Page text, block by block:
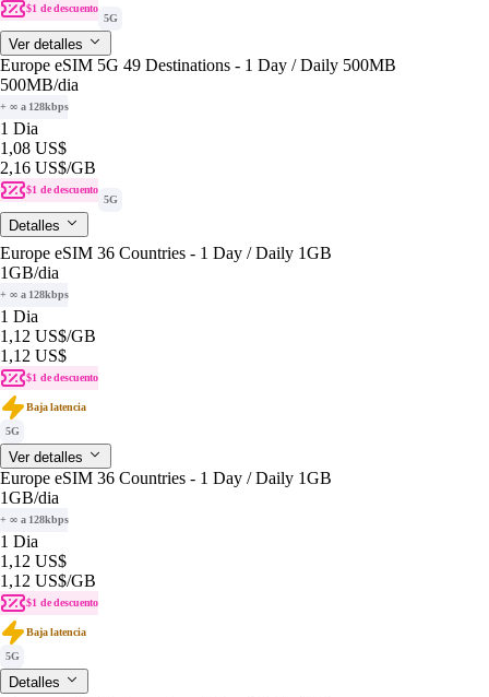
$1 de descuento
5G
Ver detalles
Europe eSIM 5G 49 Destinations - 1 Day / Daily 500MB
500MB/dia
+ ∞ a 128kbps
1 Dia
1,08 US$
2,16 US$/GB
$1 de descuento
5G
Detalles
Europe eSIM 36 Countries - 1 Day / Daily 1GB
1GB/dia
+ ∞ a 128kbps
1 Dia
1,12 US$/GB
1,12 US$
$1 de descuento
Baja latencia
5G
Ver detalles
Europe eSIM 36 Countries - 1 Day / Daily 1GB
1GB/dia
+ ∞ a 128kbps
1 Dia
1,12 US$
1,12 US$/GB
$1 de descuento
Baja latencia
5G
Detalles